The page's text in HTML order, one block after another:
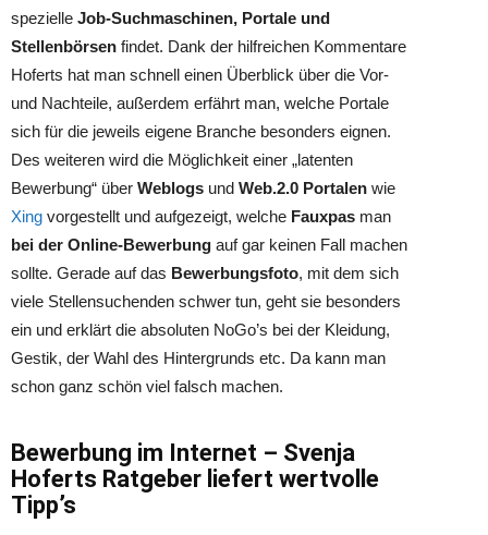
spezielle Job-Suchmaschinen, Portale und
Stellenbörsen findet. Dank der hilfreichen Kommentare
Hoferts hat man schnell einen Überblick über die Vor-
und Nachteile, außerdem erfährt man, welche Portale
sich für die jeweils eigene Branche besonders eignen.
Des weiteren wird die Möglichkeit einer „latenten
Bewerbung“ über Weblogs und Web.2.0 Portalen wie
Xing vorgestellt und aufgezeigt, welche Fauxpas man
bei der Online-Bewerbung auf gar keinen Fall machen
sollte. Gerade auf das Bewerbungsfoto, mit dem sich
viele Stellensuchenden schwer tun, geht sie besonders
ein und erklärt die absoluten NoGo’s bei der Kleidung,
Gestik, der Wahl des Hintergrunds etc. Da kann man
schon ganz schön viel falsch machen.
Bewerbung im Internet – Svenja
Hoferts Ratgeber liefert wertvolle
Tipp’s